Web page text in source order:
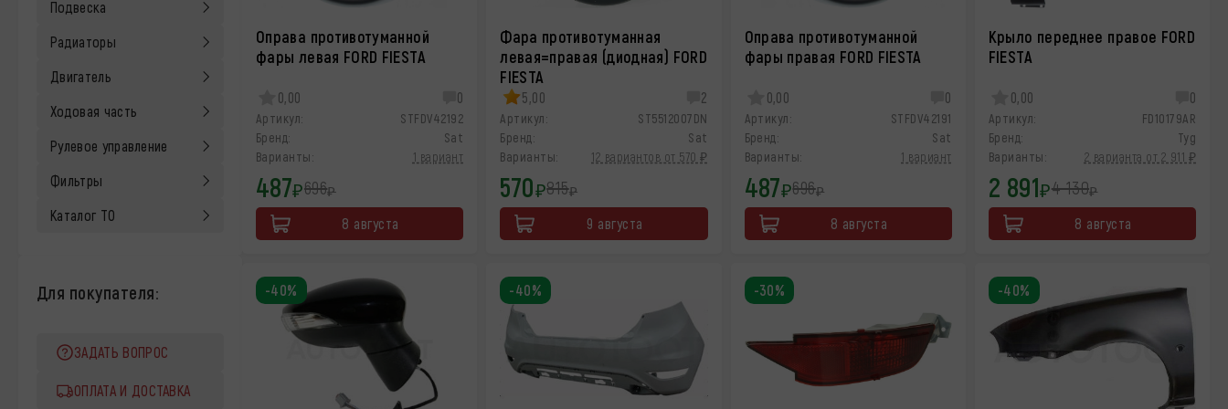
Подвеска
Радиаторы
Двигатель
Ходовая часть
Рулевое управление
Фильтры
Каталог ТО
Для покупателя:
ЗАДАТЬ ВОПРОС
ОПЛАТА И ДОСТАВКА
Оправа противотуманной
фары левая FORD FIESTA
0,00 0
Артикул:
STFDV42192
Бренд:
Sat
Варианты:
1 вариант
487₽696₽
8 августа
Фара противотуманная
левая=правая (диодная) FORD
FIESTA
5,00 2
Артикул:
ST5512007DN
Бренд:
Sat
Варианты:
12 вариантов от 570 ₽
570₽815₽
9 августа
Оправа противотуманной
фары правая FORD FIESTA
0,00 0
Артикул:
STFDV42191
Бренд:
Sat
Варианты:
1 вариант
487₽696₽
8 августа
Крыло переднее правое FORD
FIESTA
0,00 0
Артикул:
FD10179AR
Бренд:
Tyg
Варианты:
2 варианта от 2 911 ₽
2 891₽4 130₽
8 августа
-40% -40% -30% -40%